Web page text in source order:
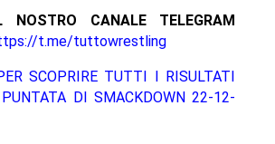
NOSTRO CANALE TELEGRAM
t.me/tuttowrestling
SCOPRIRE TUTTI I RISULTATI
PUNTATA DI SMACKDOWN 22-12-